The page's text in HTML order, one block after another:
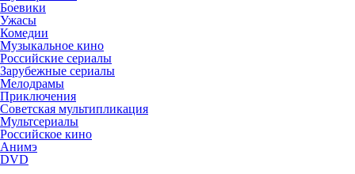
Боевики
Ужасы
Комедии
Музыкальное кино
Российские сериалы
Зарубежные сериалы
Мелодрамы
Приключения
Советская мультипликация
Мультсериалы
Российское кино
Анимэ
DVD